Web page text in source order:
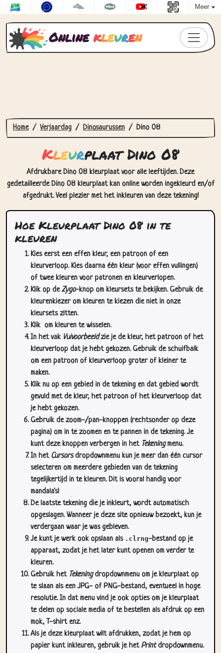
Meer
Online kleuren
Home Verjaardag Dinosaurussen Dino 08
Kleurplaat Dino 08
Afdrukbare Dino 08 kleurplaat voor alle leeftijden. Deze
gedetailleerde Dino 08 kleurplaat kan online worden ingekleurd en/of
afgedrukt. Veel plezier met het inkleuren van deze tekening!
Hoe Kleurplaat Dino 08 in te
kleuren
Kies eerst een effen kleur, een patroon of een
kleurverloop. Kies daarna één kleur (voor effen vullingen)
of twee kleuren voor patronen en kleurverlopen.
Klik op deZygo-knop om kleursets te bekijken. Gebruik de
kleurenkiezer om kleuren te kiezen die niet in onze
kleursets zitten.
Klik om kleuren te wisselen.
In het vak Vulvoorbeeldzie je de kleur, het patroon of het
kleurverloop dat je hebt gekozen. Gebruik de schuifbalk
om een patroon of kleurverloop groter of kleiner te
maken.
Klik nu op een gebied in de tekening en dat gebied wordt
gevuld met de kleur, het patroon of het kleurverloop dat
je hebt gekozen.
Gebruik de zoom-/pan-knoppen (rechtsonder op deze
pagina) om in te zoomen en te pannen in de tekening. Je
kunt deze knoppen verbergen in het Tekeningmenu.
In het Cursorsdropdownmenu kun je meer dan één cursor
selecteren om meerdere gebieden van de tekening
tegelijkertijd in te kleuren. Dit is vooral handig voor
mandala's!
De laatste tekening die je inkleurt, wordt automatisch
opgeslagen. Wanneer je deze site opnieuw bezoekt, kun je
verdergaan waar je was gebleven.
Je kunt je werk ook opslaan als .clrng-bestand op je
apparaat, zodat je het later kunt openen om verder te
kleuren.
Gebruik het Tekeningdropdownmenu om je kleurplaat op
te slaan als een JPG- of PNG-bestand, eventueel in hoge
resolutie. In dat menu vind je ook opties om je kleurplaat
te delen op sociale media of te bestellen als afdruk op een
mok, T-shirt enz.
Als je deze kleurplaat wilt afdrukken, zodat je hem op
papier kunt inkleuren, gebruik je hetPrintdropdownmenu.